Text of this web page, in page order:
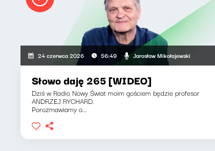
24 czerwca 2026 56:49 Jarosław Mikołajewski
Słowo daję 265 [WIDEO]
Dziś w Radio Nowy Świat moim gościem będzie profesor
ANDRZEJ RYCHARD.
Porozmawiamy o...